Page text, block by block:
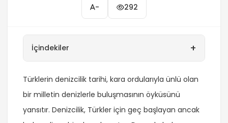
- 292
İçindekiler +
Türklerin denizcilik tarihi, kara ordularıyla ünlü olan
bir milletin denizlerle buluşmasının öyküsünü
yansıtır. Denizcilik, Türkler için geç başlayan ancak